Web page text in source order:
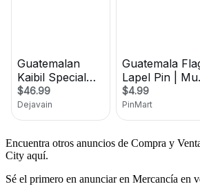
Encuentra otros anuncios de Compra y
City aquí.
Sé el primero en anunciar en Mercancía en